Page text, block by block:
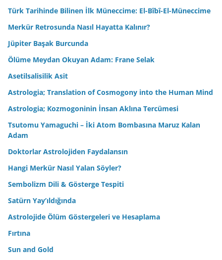
Türk Tarihinde Bilinen İlk Müneccime: El-Bîbî-El-Müneccime
Merkür Retrosunda Nasıl Hayatta Kalınır?
Jüpiter Başak Burcunda
Ölüme Meydan Okuyan Adam: Frane Selak
Asetilsalisilik Asit
Astrologia; Translation of Cosmogony into the Human Mind
Astrologia; Kozmogoninin İnsan Aklına Tercümesi
Tsutomu Yamaguchi – İki Atom Bombasına Maruz Kalan
Adam
Doktorlar Astrolojiden Faydalansın
Hangi Merkür Nasıl Yalan Söyler?
Sembolizm Dili & Gösterge Tespiti
Satürn Yay’ıldığında
Astrolojide Ölüm Göstergeleri ve Hesaplama
Fırtına
Sun and Gold